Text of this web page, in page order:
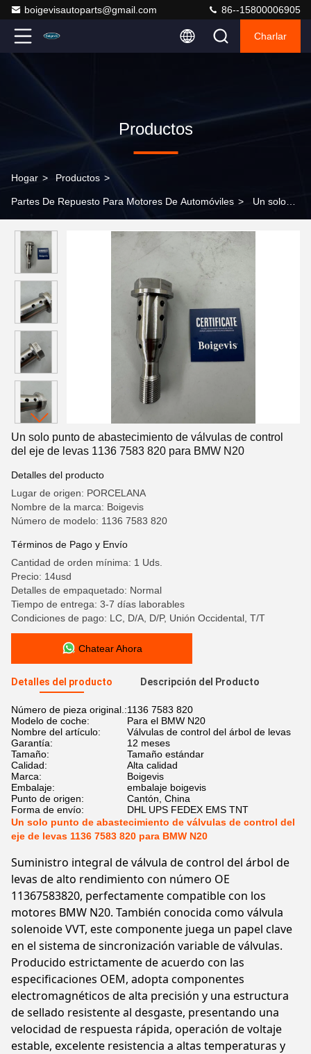
boigevisautoparts@gmail.com 86--15800006905
Charlar
Productos
Hogar > Productos >
Partes De Repuesto Para Motores De Automóviles > Un solo
1136 7583 820 para BMW N20
Un solo punto de abastecimiento de válvulas de control
del eje de levas 1136 7583 820 para BMW N20
Detalles del producto
Lugar de origen: PORCELANA
Nombre de la marca: Boigevis
Número de modelo: 1136 7583 820
Términos de Pago y Envío
Cantidad de orden mínima: 1 Uds.
Precio: 14usd
Detalles de empaquetado: Normal
Tiempo de entrega: 3-7 días laborables
Condiciones de pago: LC, D/A, D/P, Unión Occidental, T/T
Chatear Ahora
Detalles del producto Descripción del Producto
Número de pieza original.:1136 7583 820
Modelo de coche:
Para el BMW N20
Nombre del artículo:
Válvulas de control del árbol de levas
Garantía:
12 meses
Tamaño:
Tamaño estándar
Calidad:
Alta calidad
Marca:
Boigevis
Embalaje:
embalaje boigevis
Punto de origen:
Cantón, China
Forma de envío:
DHL UPS FEDEX EMS TNT
Un solo punto de abastecimiento de válvulas de control del
eje de levas 1136 7583 820 para BMW N20
Suministro integral de válvula de control del árbol de
levas de alto rendimiento con número OE
11367583820, perfectamente compatible con los
motores BMW N20. También conocida como válvula
solenoide VVT, este componente juega un papel clave
en el sistema de sincronización variable de válvulas.
Producido estrictamente de acuerdo con las
especificaciones OEM, adopta componentes
electromagnéticos de alta precisión y una estructura
de sellado resistente al desgaste, presentando una
velocidad de respuesta rápida, operación de voltaje
estable, excelente resistencia a altas temperaturas y